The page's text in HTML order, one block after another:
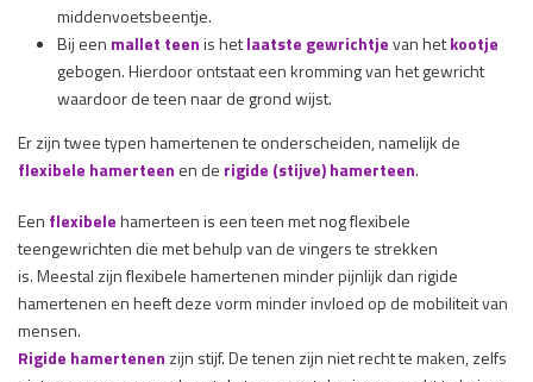
middenvoetsbeentje.
Bij een mallet teenis hetlaatste gewrichtjevan hetkootje
gebogen. Hierdoor ontstaat een kromming van het gewricht
waardoor de teen naar de grond wijst.
Er zijn twee typen hamertenen te onderscheiden, namelijk de
flexibele hamerteen en de rigide (stijve) hamerteen.
Een flexibelehamerteen is een teen met nog flexibele
teengewrichten die met behulp van de vingers te strekken
is. Meestal zijn flexibele hamertenen minder pijnlijk dan rigide
hamertenen en heeft deze vorm minder invloed op de mobiliteit van
mensen.
Rigide hamertenen zijn stijf. De tenen zijn niet recht te maken, zelfs